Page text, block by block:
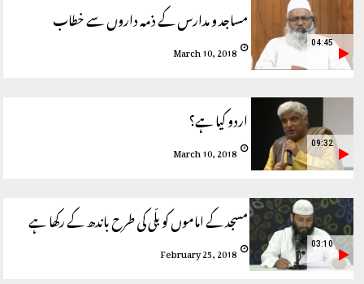
مساجد و مدارس کے ذمہ داروں سے خطاب
March 10, 2018 04:45
اردو کیا ہے؟
March 10, 2018 09:32
مسجد کے اماموں کو بلّی کی طرح باندھ کے رکھا ہے
February 25, 2018 03:10